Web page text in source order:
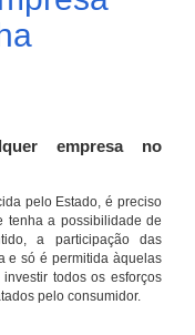
empresa no
pelo Estado, é preciso
tenha a possibilidade de
a participação das
e só é permitida àquelas
todos os esforços
pelo consumidor.